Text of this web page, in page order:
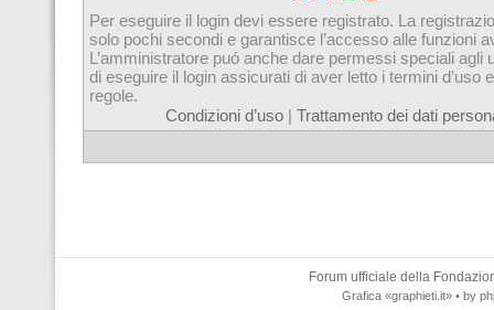
Per eseguire il login devi essere registrato. La
solo pochi secondi e garantisce l’accesso alle funzioni
L’amministratore puó anche dare permessi speciali agli
di eseguire il login assicurati di aver letto i termini d’uso
regole.
Condizioni d’uso | Trattamento dei dati
Forum ufficiale della
Grafica «graphieti.it» • by